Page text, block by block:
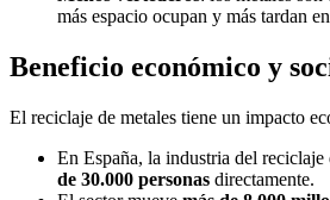
más espacio ocupan y más tardan
Beneficio económico y
El reciclaje de metales tiene un impacto
En España, la industria del reciclaje
de 30.000 personas directamente.